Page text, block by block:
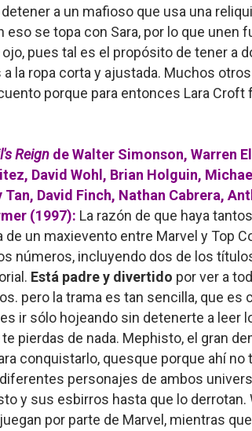
a un mafioso que usa una
eso se topa con Sara, por lo que unen
pues tal es el propósito de tener a
la ropa corta y ajustada. Muchos otros
porque para entonces Lara Croft
Reignde Walter Simonson, Warren
David Wohl, Brian Holguin,
Tan, David Finch, Nathan Cabrera,
(1997): La razón de que haya
de un maxievento entre Marvel y Top
números, incluyendo dos de los
Está padre y divertido por ver a
pero la trama es tan sencilla, que es
ir sólo hojeando sin detenerte a leer
pierdas de nada. Mephisto, el gran
conquistarlo, quesque porque ahí
personajes de ambos
y sus esbirros hasta que lo derrotan.
por parte de Marvel, mientras